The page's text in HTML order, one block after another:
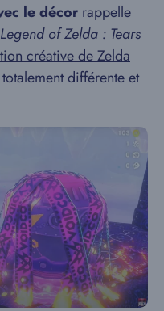
le décor rappelle
of Zelda : Tears
créative de Zelda
différente et